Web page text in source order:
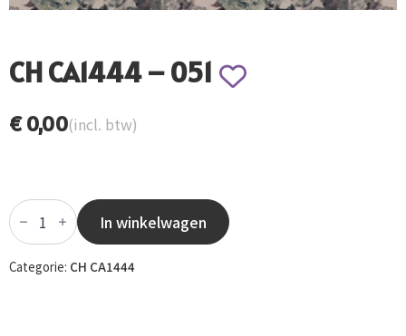
CH CA1444 – 051
€0,00(incl. btw)
CH
CA1444
-
051
aantal
In winkelwagen
Categorie: CH CA1444